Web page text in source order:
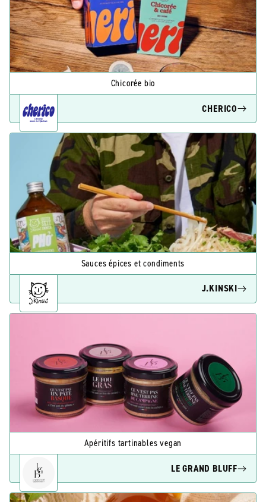
Chicorée bio
CHERICO
Sauces épices et condiments
J.KINSKI
Apéritifs tartinables vegan
LE GRAND BLUFF